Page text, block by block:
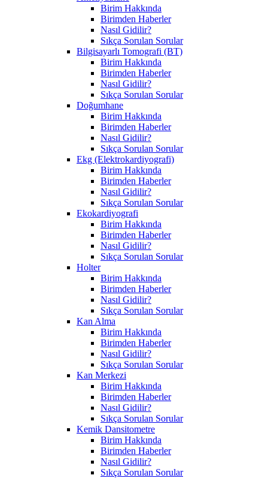
Birim Hakkında
Birimden Haberler
Nasıl Gidilir?
Sıkça Sorulan Sorular
Bilgisayarlı Tomografi (BT)
Birim Hakkında
Birimden Haberler
Nasıl Gidilir?
Sıkça Sorulan Sorular
Doğumhane
Birim Hakkında
Birimden Haberler
Nasıl Gidilir?
Sıkça Sorulan Sorular
Ekg (Elektrokardiyografi)
Birim Hakkında
Birimden Haberler
Nasıl Gidilir?
Sıkça Sorulan Sorular
Ekokardiyografi
Birim Hakkında
Birimden Haberler
Nasıl Gidilir?
Sıkça Sorulan Sorular
Holter
Birim Hakkında
Birimden Haberler
Nasıl Gidilir?
Sıkça Sorulan Sorular
Kan Alma
Birim Hakkında
Birimden Haberler
Nasıl Gidilir?
Sıkça Sorulan Sorular
Kan Merkezi
Birim Hakkında
Birimden Haberler
Nasıl Gidilir?
Sıkça Sorulan Sorular
Kemik Dansitometre
Birim Hakkında
Birimden Haberler
Nasıl Gidilir?
Sıkça Sorulan Sorular